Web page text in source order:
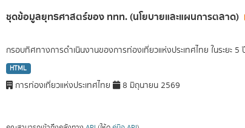
ชุดข้อมูลยุทธศาสตร์ของ ททท. (นโยบายและแผนการตลาด)
กรอบทิศทางการดำเนินงานของการท่องเที่ยวแห่งประเทศไทย ในระยะ 5
HTML
การท่องเที่ยวแห่งประเทศไทย 8 มิถุนายน 2569